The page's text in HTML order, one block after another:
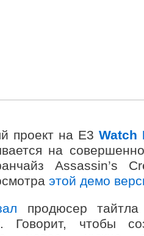
проект на Е3 Watch
на
Assassin’s
этой демо
продюсер
Говорит, чтобы